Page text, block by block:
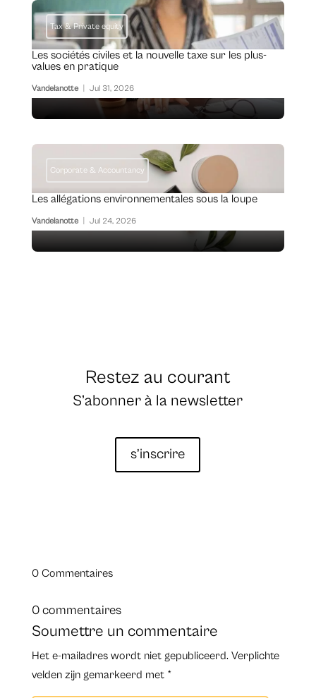
Tax & Private equity
Les sociétés civiles et la nouvelle taxe sur les plus-
values en pratique
Vandelanotte Jul 31, 2026
Corporate & Accountancy
Les allégations environnementales sous la loupe
Vandelanotte Jul 24, 2026
Restez au courant
S’abonner à la newsletter
s’inscrire
0 Commentaires
0 commentaires
Soumettre un commentaire
Het e-mailadres wordt niet gepubliceerd. Verplichte
velden zijn gemarkeerd met *